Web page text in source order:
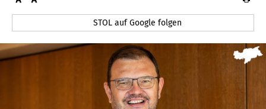
STOL auf Google folgen